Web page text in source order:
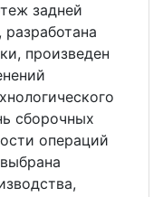
задней
произведен
сборочных
операций